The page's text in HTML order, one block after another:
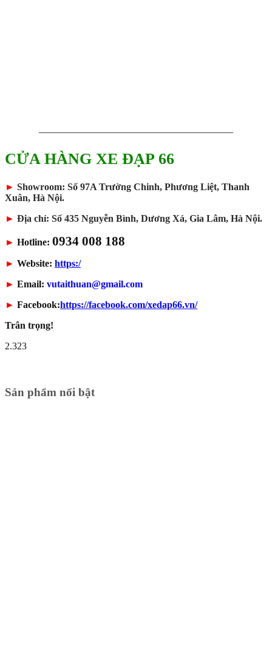
————————————————————
CỬA HÀNG XE ĐẠP 66
► Showroom: Số 97A Trường Chinh, Phương Liệt, Thanh
Xuân, Hà Nội.
► Địa chỉ: Số 435 Nguyễn Bình, Dương Xá, Gia Lâm, Hà Nội.
► Hotline: 0934 008 188
► Website: https:/
► Email: vutaithuan@gmail.com
► Facebook:https://facebook.com/xedap66.vn/
Trân trọng!
2.323
Sản phẩm nổi bật